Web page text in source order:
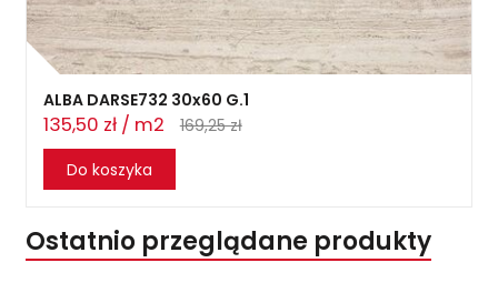
ALBA DARSE732 30x60 G.1
135,50 zł / m2
169,25 zł
Do koszyka
Ostatnio przeglądane produkty